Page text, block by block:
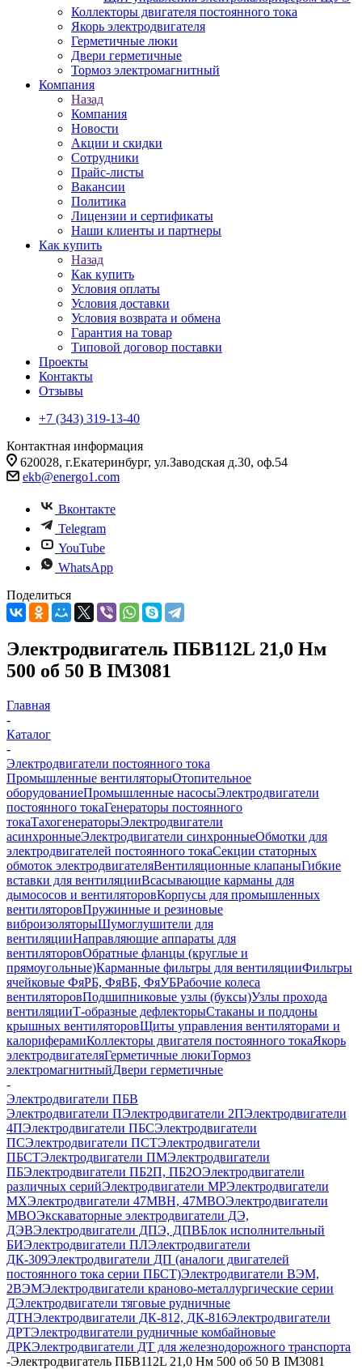
Коллекторы двигателя постоянного тока
Якорь электродвигателя
Герметичные люки
Двери герметичные
Тормоз электромагнитный
Компания
Назад
Компания
Новости
Акции и скидки
Сотрудники
Прайс-листы
Вакансии
Политика
Лицензии и сертификаты
Наши клиенты и партнеры
Как купить
Назад
Как купить
Условия оплаты
Условия доставки
Условия возврата и обмена
Гарантия на товар
Типовой договор поставки
Проекты
Контакты
Отзывы
+7 (343) 319-13-40
Контактная информация
620028, г.Екатеринбург, ул.Заводская д.30, оф.54
ekb@energo1.com
Вконтакте
Telegram
YouTube
WhatsApp
Поделиться
Электродвигатель ПБВ112L 21,0 Нм
500 об 50 В IM3081
Главная
-
Каталог
-
Электродвигатели постоянного тока
Промышленные вентиляторыОтопительное
оборудованиеПромышленные насосыЭлектродвигатели
постоянного токаГенераторы постоянного
токаТахогенераторыЭлектродвигатели
асинхронныеЭлектродвигатели синхронныеОбмотки для
электродвигателей постоянного токаСекции статорных
обмоток электродвигателяВентиляционные клапаныГибкие
вставки для вентиляцииВсасывающие карманы для
дымососов и вентиляторовКорпусы для промышленных
вентиляторовПружинные и резиновые
виброизоляторыШумоглушители для
вентиляцииНаправляющие аппараты для
вентиляторовОбратные фланцы (круглые и
прямоугольные)Карманные фильтры для вентиляцииФильтры
ячейковые ФяРБ, ФяВБ, ФяУБРабочие колеса
вентиляторовПодшипниковые узлы (буксы)Узлы прохода
вентиляцииТ-образные дефлекторыСтаканы и поддоны
крышных вентиляторовЩиты управления вентиляторами и
калориферамиКоллекторы двигателя постоянного токаЯкорь
электродвигателяГерметичные люкиТормоз
электромагнитныйДвери герметичные
-
Электродвигатели ПБВ
Электродвигатели ПЭлектродвигатели 2ПЭлектродвигатели
4ПЭлектродвигатели ПБСЭлектродвигатели
ПСЭлектродвигатели ПСТЭлектродвигатели
ПБСТЭлектродвигатели ПМЭлектродвигатели
ПБЭлектродвигатели ПБ2П, ПБ2ОЭлектродвигатели
различных серийЭлектродвигатели МРЭлектродвигатели
MXЭлектродвигатели 47MBH, 47МВОЭлектродвигатели
MBOЭкскаваторные электродвигатели ДЭ,
ДЭВЭлектродвигатели ДПЭ, ДПВБлок исполнительный
БИЭлектродвигатели ПЛЭлектродвигатели
ДК-309Электродвигатели ДП (аналоги двигателей
постоянного тока серии ПБСТ)Электродвигатели ВЭМ,
2ВЭМЭлектродвигатели краново-металлургические серии
ДЭлектродвигатели тяговые рудничные
ДТНЭлектродвигатели ДК-812, ДК-816Электродвигатели
ДРТЭлектродвигатели рудничные комбайновые
ДРКЭлектродвигатели ДТ для железнодорожного транспорта
-Электродвигатель ПБВ112L 21,0 Нм 500 об 50 В IM3081